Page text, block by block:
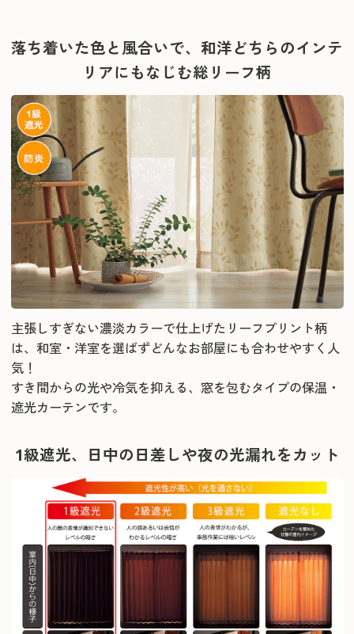
落ち着いた色と風合いで、和洋どちらのインテ
リアにもなじむ総リーフ柄
主張しすぎない濃淡カラーで仕上げたリーフプリント柄
は、和室・洋室を選ばずどんなお部屋にも合わせやすく人
気！
すき間からの光や冷気を抑える、窓を包むタイプの保温・
遮光カーテンです。
1級遮光、日中の日差しや夜の光漏れをカット